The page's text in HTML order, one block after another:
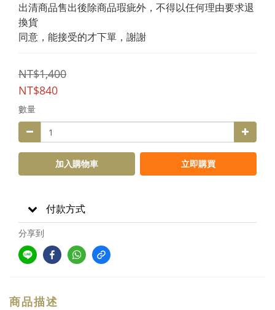
出清商品售出後除商品瑕疵外，不得以任何理由要求退
換貨
同意，能接受的才下單，謝謝
NT$1,400
NT$840
數量
加入購物車 立即購買
付款方式
分享到
商品描述